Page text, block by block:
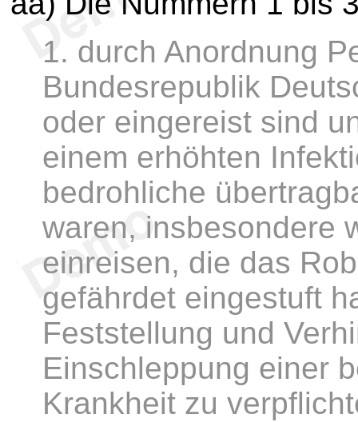
1. durch Anordnung
Bundesrepublik
oder eingereist sind
einem erhöhten
bedrohliche
waren, insbesondere
einreisen, die das
gefährdet eingestuft
Feststellung und
Einschleppung einer
Krankheit zu